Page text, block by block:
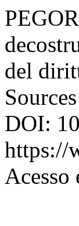
del
DOI:
https://
Acesso